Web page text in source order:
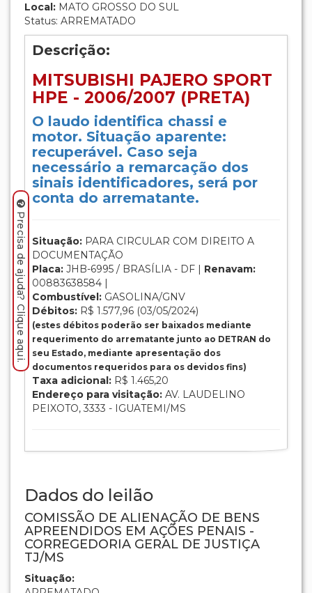
Local: MATO GROSSO DO SUL
Status: ARREMATADO
Descrição:
MITSUBISHI PAJERO SPORT
HPE - 2006/2007 (PRETA)
O laudo identifica chassi e
motor. Situação aparente:
recuperável. Caso seja
necessário a remarcação dos
sinais identificadores, será por
conta do arrematante.
Situação: PARA CIRCULAR COM DIREITO A
DOCUMENTAÇÃO
Placa: JHB-6995 / BRASÍLIA - DF | Renavam:
00883638584 |
Combustível: GASOLINA/GNV
Débitos: R$ 1.577,96 (03/05/2024)
(estes débitos poderão ser baixados mediante
requerimento do arrematante junto ao DETRAN do
seu Estado, mediante apresentação dos
documentos requeridos para os devidos fins)
Taxa adicional: R$ 1.465,20
Endereço para visitação: AV. LAUDELINO
PEIXOTO, 3333 - IGUATEMI/MS
Dados do leilão
COMISSÃO DE ALIENAÇÃO DE BENS
APREENDIDOS EM AÇÕES PENAIS -
CORREGEDORIA GERAL DE JUSTIÇA
TJ/MS
Situação:
Precisa de ajuda? Clique aqui.